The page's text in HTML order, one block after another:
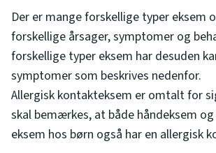
Der er mange forskellige typer eksem
forskellige årsager, symptomer og
forskellige typer eksem har desuden
symptomer som beskrives nedenfor.
Allergisk kontakteksem er omtalt for
skal bemærkes, at både håndeksem
eksem hos børn også har en allergisk